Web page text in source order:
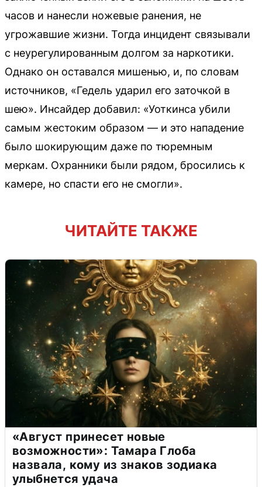
часов и нанесли ножевые ранения, не
угрожавшие жизни. Тогда инцидент связывали
с неурегулированным долгом за наркотики.
Однако он оставался мишенью, и, по словам
источников, «Гедель ударил его заточкой в
шею». Инсайдер добавил: «Уоткинса убили
самым жестоким образом — и это нападение
было шокирующим даже по тюремным
меркам. Охранники были рядом, бросились к
камере, но спасти его не смогли».
ЧИТАЙТЕ ТАКЖЕ
«Август принесет новые
возможности»: Тамара Глоба
назвала, кому из знаков зодиака
улыбнется удача